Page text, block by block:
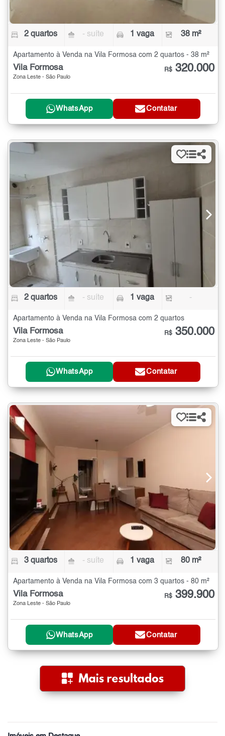
2 quartos - suíte 1 vaga 38 m²
Apartamento à Venda na Vila Formosa com 2 quartos - 38 m²
Vila Formosa
Zona Leste - São Paulo
R$ 320.000
WhatsApp Contatar
2 quartos - suíte 1 vaga -
Apartamento à Venda na Vila Formosa com 2 quartos
Vila Formosa
Zona Leste - São Paulo
R$ 350.000
WhatsApp Contatar
3 quartos - suíte 1 vaga 80 m²
Apartamento à Venda na Vila Formosa com 3 quartos - 80 m²
Vila Formosa
Zona Leste - São Paulo
R$ 399.900
WhatsApp Contatar